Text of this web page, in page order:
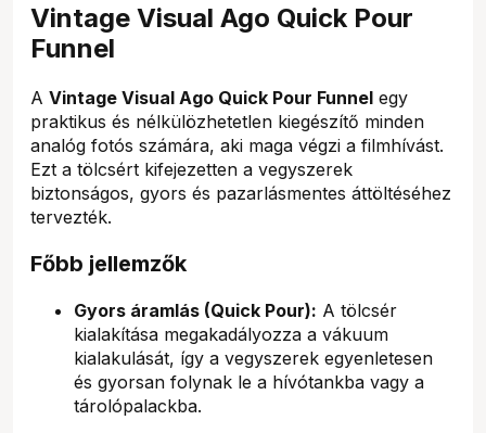
Vintage Visual Ago Quick Pour
Funnel
A Vintage Visual Ago Quick Pour Funnel egy
praktikus és nélkülözhetetlen kiegészítő minden
analóg fotós számára, aki maga végzi a filmhívást.
Ezt a tölcsért kifejezetten a vegyszerek
biztonságos, gyors és pazarlásmentes áttöltéséhez
tervezték.
Főbb jellemzők
Gyors áramlás (Quick Pour): A tölcsér
kialakítása megakadályozza a vákuum
kialakulását, így a vegyszerek egyenletesen
és gyorsan folynak le a hívótankba vagy a
tárolópalackba.